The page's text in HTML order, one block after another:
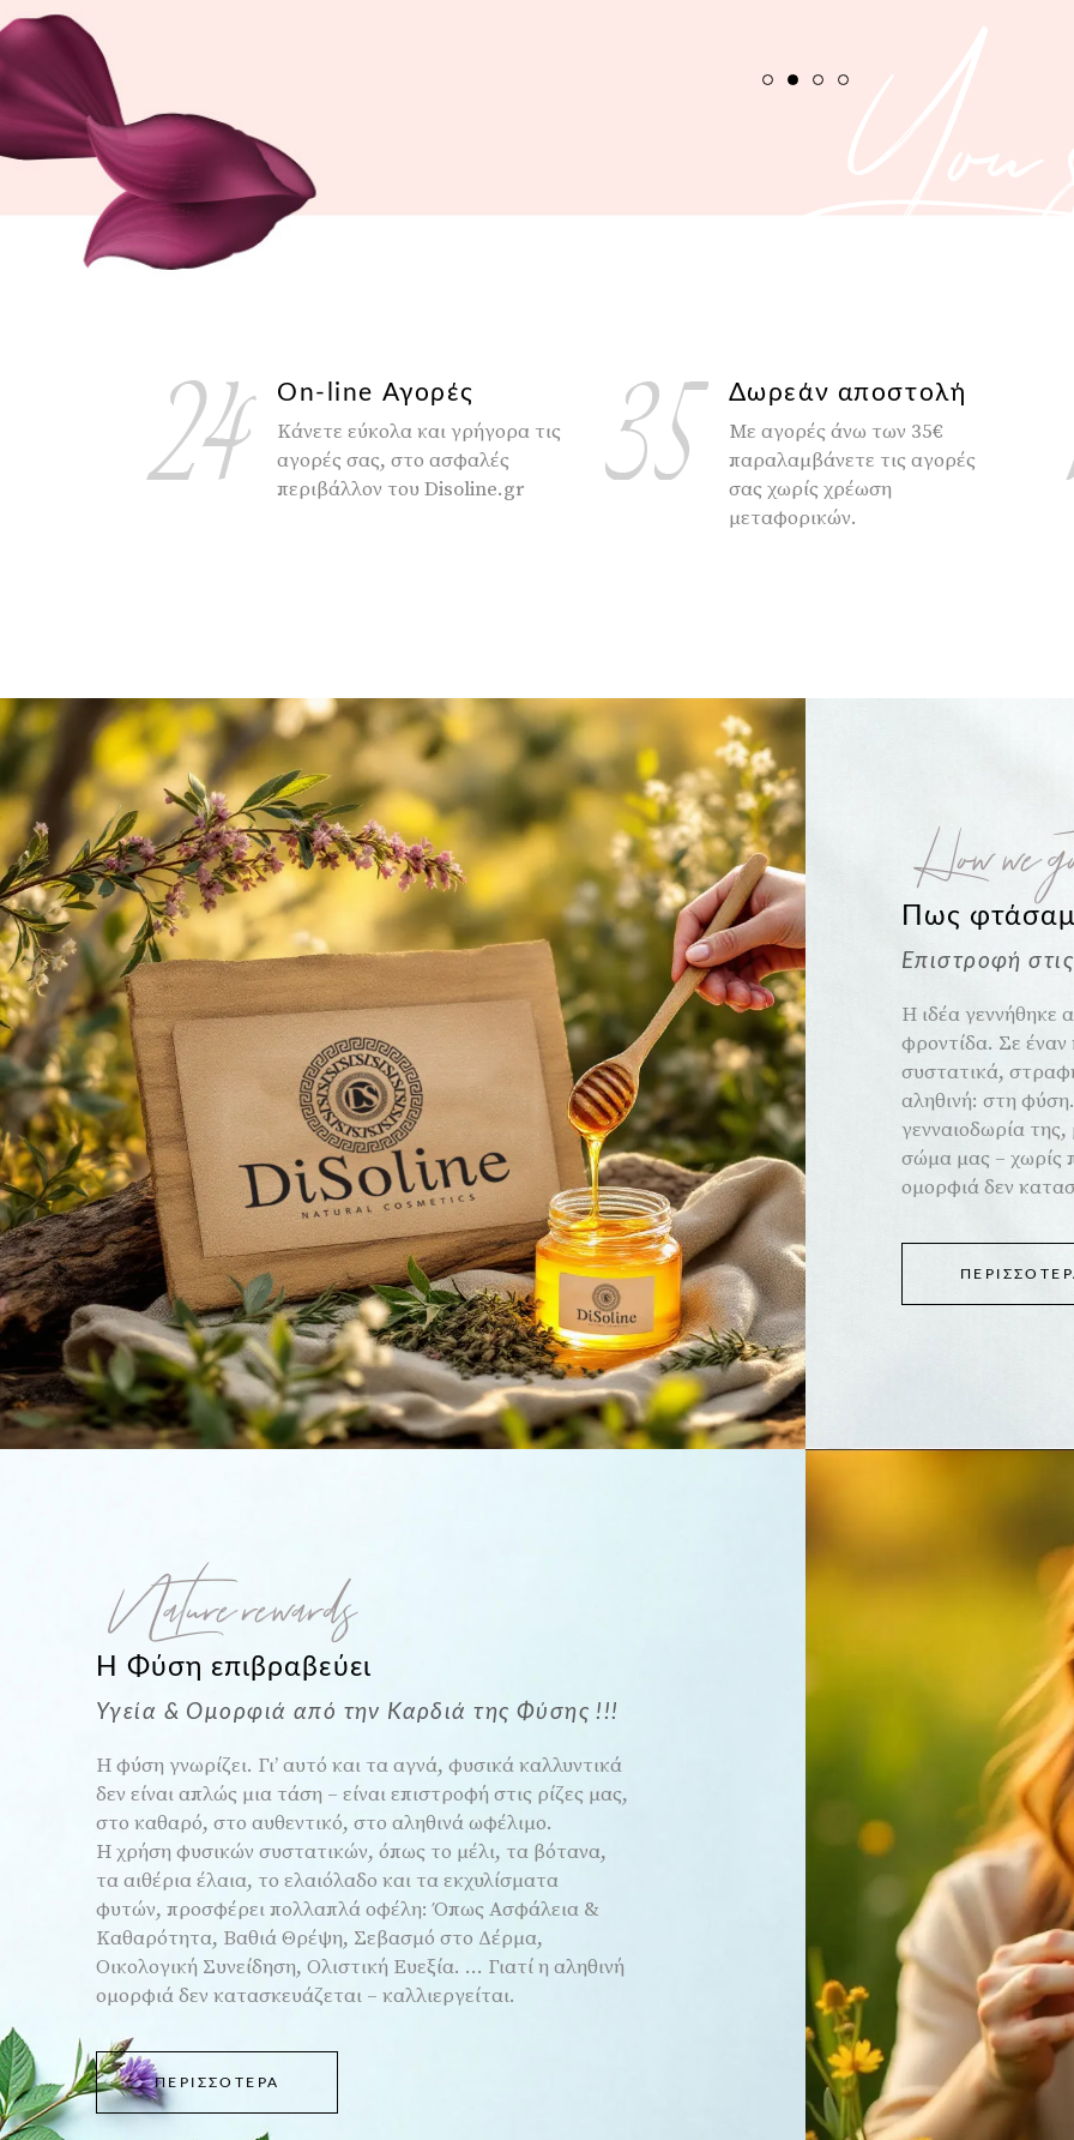
You
On-line Αγορές
Κάνετε εύκολα και γρήγορα τις
αγορές σας, στο ασφαλές
περιβάλλον του Disoline.gr
Δωρεάν αποστολή
Με αγορές άνω των 35€
παραλαμβάνετε τις αγορές
σας χωρίς χρέωση
μεταφορικών.
How we
Πως
Επιστροφή
Η ιδέα γεννήθηκε
φροντίδα. Σε έναν
συστατικά,
αληθινή: στη
γενναιοδωρία
σώμα μας – χωρίς
ομορφιά δεν
Nature rewards
Η Φύση επιβραβεύει
Υγεία & Ομορφιά από την Καρδιά της Φύσης !!!
Η φύση γνωρίζει. Γι’ αυτό και τα αγνά, φυσικά καλλυντικά
δεν είναι απλώς μια τάση – είναι επιστροφή στις ρίζες μας,
στο καθαρό, στο αυθεντικό, στο αληθινά ωφέλιμο.
Η χρήση φυσικών συστατικών, όπως το μέλι, τα βότανα,
τα αιθέρια έλαια, το ελαιόλαδο και τα εκχυλίσματα
φυτών, προσφέρει πολλαπλά οφέλη: Όπως Ασφάλεια &
Καθαρότητα, Βαθιά Θρέψη, Σεβασμό στο Δέρμα,
Οικολογική Συνείδηση, Ολιστική Ευεξία. ... Γιατί η αληθινή
ομορφιά δεν κατασκευάζεται – καλλιεργείται.
ΠΕΡΙΣΣΌΤΕΡΑ